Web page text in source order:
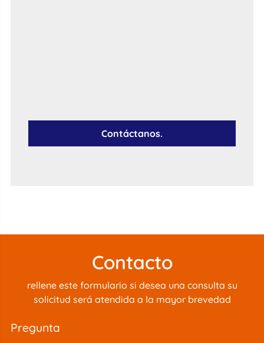
Contáctanos.
Contacto
rellene este formulario si desea una consulta su
solicitud será atendida a la mayor brevedad
pregunta